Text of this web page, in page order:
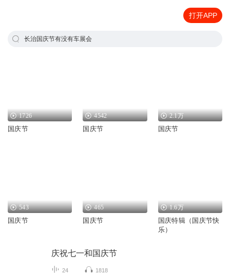
打开APP
长治国庆节有没有车展会
1726
国庆节
4542
国庆节
2.1万
国庆节
543
国庆节
465
国庆节
1.6万
国庆特辑（国庆节快
乐）
庆祝七一和国庆节
24 1818